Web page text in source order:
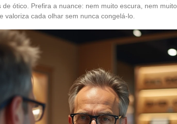
ótico. Prefira a nuance: nem muito escura, nem muito
valoriza cada olhar sem nunca congelá-lo.